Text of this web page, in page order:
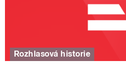
Rozhlasová historie